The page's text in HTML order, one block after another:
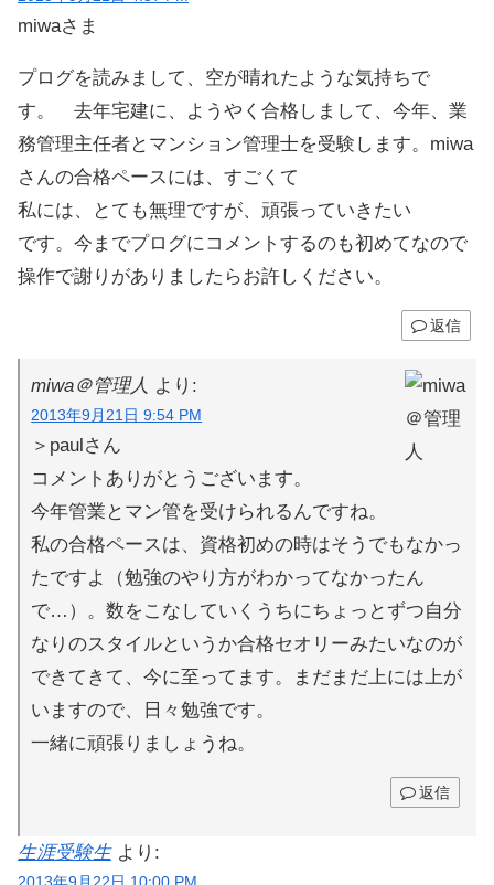
miwaさま
プログを読みまして、空が晴れたような気持ちで
す。 去年宅建に、ようやく合格しまして、今年、業
務管理主任者とマンション管理士を受験します。miwa
さんの合格ペースには、すごくて
私には、とても無理ですが、頑張っていきたい
です。今までプログにコメントするのも初めてなので
操作で謝りがありましたらお許しください。
返信
miwa＠管理人 より:
2013年9月21日 9:54 PM
＞paulさん
コメントありがとうございます。
今年管業とマン管を受けられるんですね。
私の合格ペースは、資格初めの時はそうでもなかっ
たですよ（勉強のやり方がわかってなかったん
で…）。数をこなしていくうちにちょっとずつ自分
なりのスタイルというか合格セオリーみたいなのが
できてきて、今に至ってます。まだまだ上には上が
いますので、日々勉強です。
一緒に頑張りましょうね。
返信
生涯受験生 より: